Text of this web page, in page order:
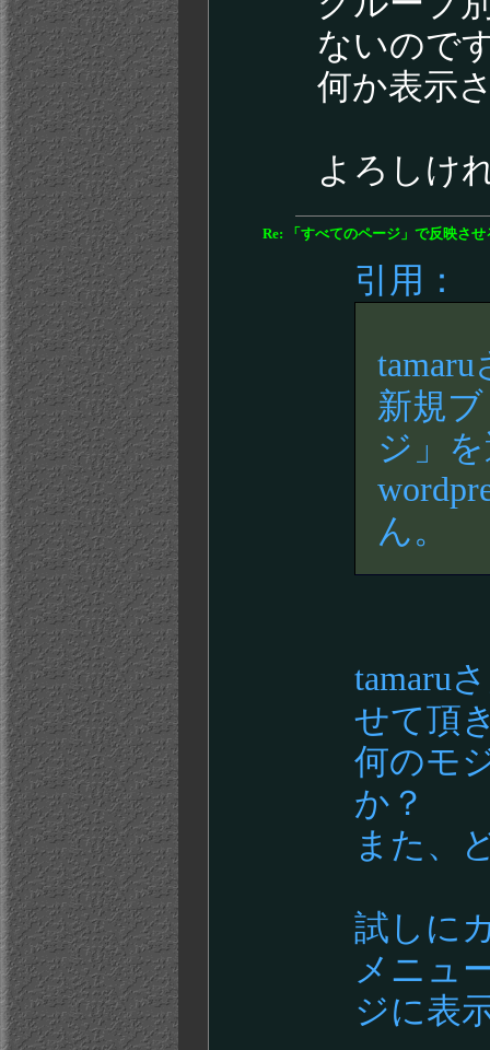
ないので
何か表示
よろしけ
Re: 「すべてのページ」で反映さ
引用：
新規
ジ」
ん。
tamaru
せて頂
何のモ
か？
また、
試しに
メニュ
ジに表